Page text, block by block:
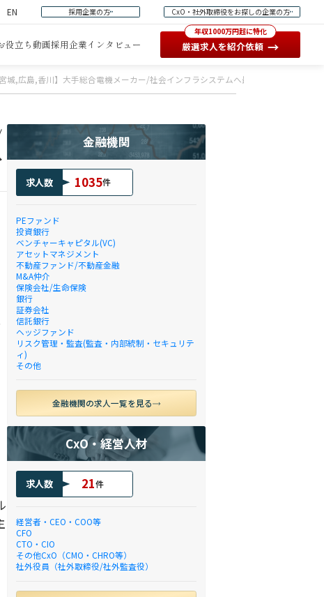
EN 採用企業の方 CxO・社外取締役をお探しの企業の方
役立ち動画採用企業インタビュー
年収1000万円超に特化
厳選求人を紹介依頼 →
城,広島,香川】大手総合電機メーカー/社会インフラシステムへ最新技術導入を推進
金融機関
求人数 1035件
PEファンド
投資銀行
ベンチャーキャピタル(VC)
アセットマネジメント
不動産ファンド/不動産金融
M&A仲介
保険会社/生命保険
銀行
証券会社
信託銀行
ヘッジファンド
リスク管理・監査(監査・内部統制・セキュリテ
ィ)
その他
金融機関の求人一覧を見る
CxO・経営人材
求人数 21件
経営者・CEO・COO等
CFO
CTO・CIO
その他CxO（CMO・CHRO等）
社外役員（社外取締役/社外監査役）